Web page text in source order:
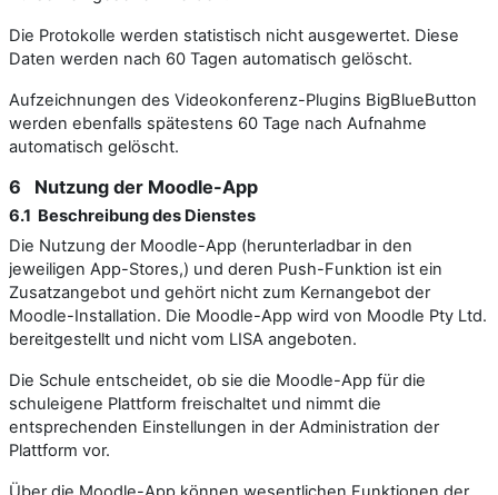
Die Protokolle werden statistisch nicht ausgewertet. Diese
Daten werden nach 60 Tagen automatisch gelöscht.
Aufzeichnungen des Videokonferenz-Plugins BigBlueButton
werden ebenfalls spätestens 60 Tage nach Aufnahme
automatisch gelöscht.
6 Nutzung der Moodle-App
6.1 Beschreibung des Dienstes
Die Nutzung der Moodle-App (herunterladbar in den
jeweiligen App-Stores,) und deren Push-Funktion ist ein
Zusatzangebot und gehört nicht zum Kernangebot der
Moodle-Installation. Die Moodle-App wird von Moodle Pty Ltd.
bereitgestellt und nicht vom LISA angeboten.
Die Schule entscheidet, ob sie die Moodle-App für die
schuleigene Plattform freischaltet und nimmt die
entsprechenden Einstellungen in der Administration der
Plattform vor.